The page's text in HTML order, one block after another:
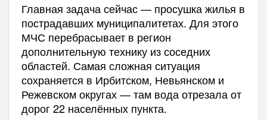
Главная задача сейчас — просушка жилья в
пострадавших муниципалитетах. Для этого
МЧС перебрасывает в регион
дополнительную технику из соседних
областей. Самая сложная ситуация
сохраняется в Ирбитском, Невьянском и
Режевском округах — там вода отрезала от
дорог 22 населённых пункта.